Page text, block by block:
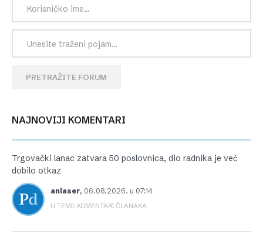
PRETRAŽITE FORUM
NAJNOVIJI KOMENTARI
Trgovački lanac zatvara 50 poslovnica, dio radnika je već
dobilo otkaz
anlaser, 06.08.2026. u 07:14
U TEMI: KOMENTARI ČLANAKA